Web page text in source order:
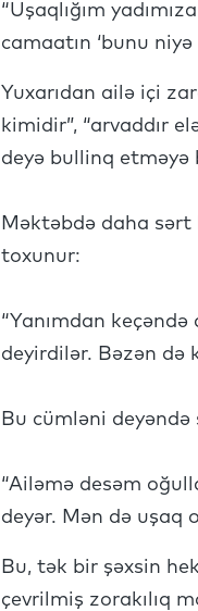
“Uşaqlığım
camaatın ‘bunu
Yuxarıdan ailə içi
kimidir”, “arvaddır
deyə bullinq etməyə
Məktəbdə daha sərt
toxunur:
“Yanımdan
deyirdilər. Bəzən də
Bu cümləni
“Ailəmə desəm
deyər. Mən də uşaq
Bu, tək bir şəxsin
çevrilmiş zorakılıq